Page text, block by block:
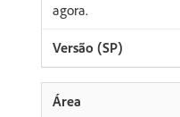
agora.